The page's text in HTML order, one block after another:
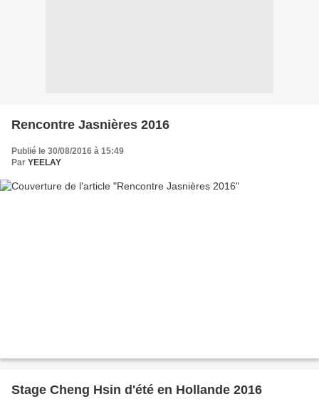
Rencontre Jasnières 2016
Publié le 30/08/2016 à 15:49
Par YEELAY
Stage Cheng Hsin d'été en Hollande 2016